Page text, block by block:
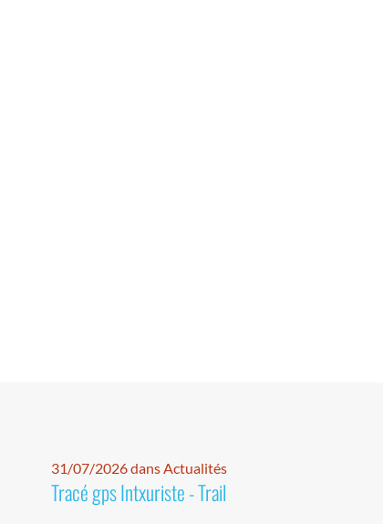
31/07/2026 dans Actualités
Tracé gps Intxuriste - Trail